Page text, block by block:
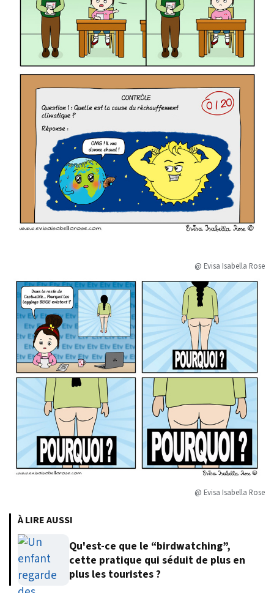
@ Evisa Isabella Rose
@ Evisa Isabella Rose
À LIRE AUSSI
Qu'est-ce que le “birdwatching”,
cette pratique qui séduit de plus en
plus les touristes ?